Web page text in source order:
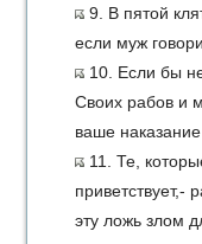
9. В пятой
если муж
10. Если бы
Своих рабов и
ваше
11. Те,
приветствует,-
эту ложь злом